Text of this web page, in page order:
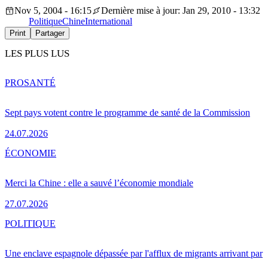
Nov 5, 2004 - 16:15
Dernière mise à jour: Jan 29, 2010 - 13:32
PolitiqueChineInternational
Print Partager
LES PLUS LUS
Sept pays votent contre le programme de santé de la Commission
24.07.2026
PROSANTÉ
Merci la Chine : elle a sauvé l’économie mondiale
27.07.2026
ÉCONOMIE
Une enclave espagnole dépassée par l'afflux de migrants arrivant par
POLITIQUE